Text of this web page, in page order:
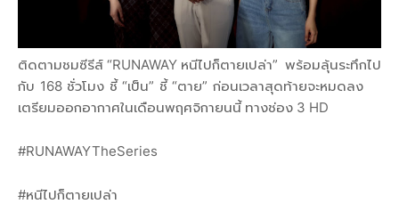
ติดตามชมซีรีส์ “RUNAWAY หนีไปก็ตายเปล่า” พร้อมลุ้นระทึกไป
กับ 168 ชั่วโมง ชี้ “เป็น” ชี้ “ตาย” ก่อนเวลาสุดท้ายจะหมดลง
เตรียมออกอากาศในเดือนพฤศจิกายนนี้ ทางช่อง 3 HD
#RUNAWAYTheSeries
#หนีไปก็ตายเปล่า